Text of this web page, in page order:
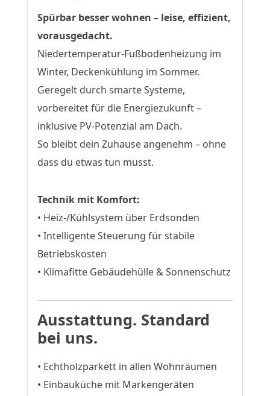
Spürbar besser wohnen – leise, effizient,
vorausgedacht.
Niedertemperatur-Fußbodenheizung im
Winter, Deckenkühlung im Sommer.
Geregelt durch smarte Systeme,
vorbereitet für die Energiezukunft –
inklusive PV-Potenzial am Dach.
So bleibt dein Zuhause angenehm – ohne
dass du etwas tun musst.
Technik mit Komfort:
• Heiz-/Kühlsystem über Erdsonden
• Intelligente Steuerung für stabile
Betriebskosten
• Klimafitte Gebäudehülle & Sonnenschutz
Ausstattung. Standard
bei uns.
• Echtholzparkett in allen Wohnräumen
• Einbauküche mit Markengeräten